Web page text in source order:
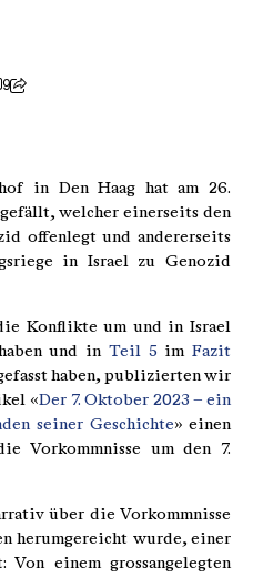
9
in Den Haag hat am 26.
welcher einerseits den
offenlegt und andererseits
in Israel zu Genozid
Konflikte um und in Israel
und in Teil 5 im Fazit
haben, publizierten wir
«Der 7. Oktober 2023 – ein
seiner Geschichte» einen
Vorkommnisse um den 7.
über die Vorkommnisse
herumgereicht wurde, einer
Von einem grossangelegten